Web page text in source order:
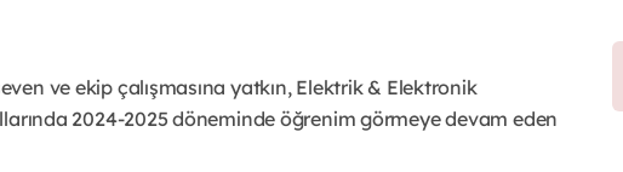
ve ekip çalışmasına yatkın, Elektrik & Elektronik
2024-2025 döneminde öğrenim görmeye devam eden